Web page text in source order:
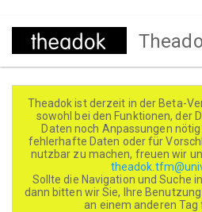
Direkt
Theadok ist derzeit in der Beta-
sowohl bei den Funktionen, der
Daten noch Anpassungen
fehlerhafte Daten oder für
nutzbar zu machen, freuen wir
Sollte die Navigation und Suche
dann bitten wir Sie, Ihre
an einem anderen